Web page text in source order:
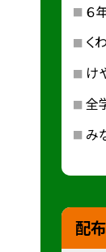
６
く
け
全
み
配